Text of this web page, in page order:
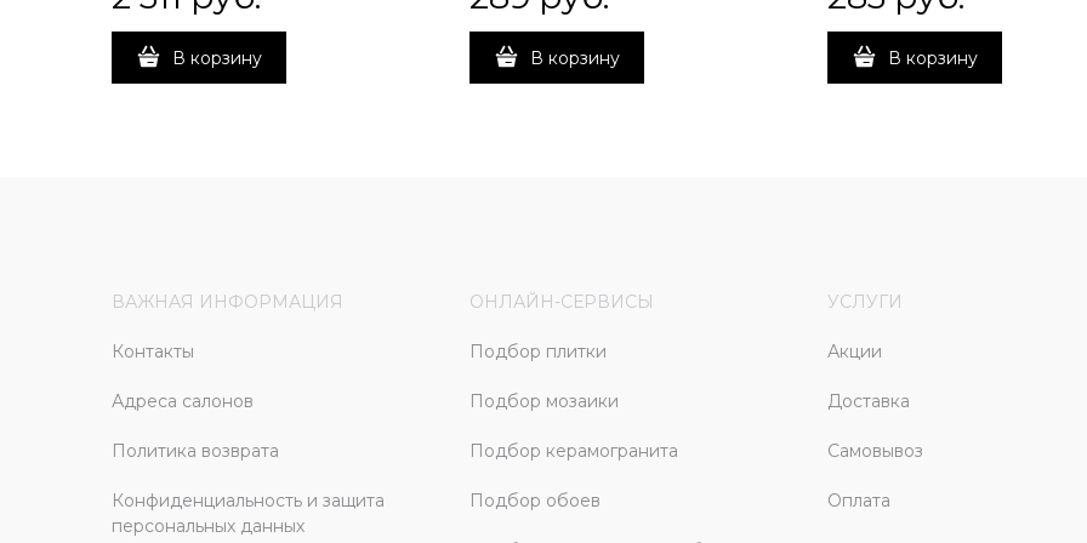
В корзину В корзину В корзину
ВАЖНАЯ ИНФОРМАЦИЯ
Контакты
Адреса салонов
Политика возврата
Конфиденциальность и защита
персональных данных
ОНЛАЙН-СЕРВИСЫ
Подбор плитки
Подбор мозаики
Подбор керамогранита
Подбор обоев
УСЛУГИ
Акции
Доставка
Самовывоз
Оплата